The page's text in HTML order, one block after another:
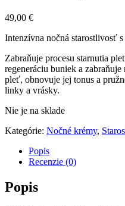
49,00 €
Intenzívna nočná starostlivosť
Zabraňuje procesu starnutia
regeneráciu buniek a
pleť, obnovuje jej tonus a
linky a vrásky.
Nie je na sklade
Kategórie: Nočné krémy,
Popis
Recenzie (0)
Popis